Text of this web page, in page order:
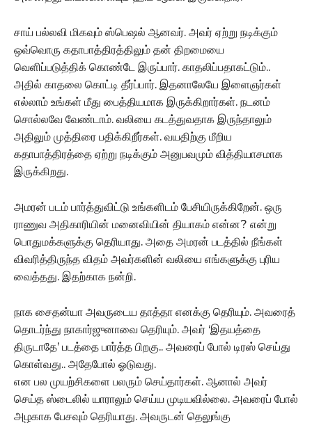
சாய் பல்லவி மிகவும் ஸ்பெஷல் ஆனவர். அவர் ஏற்று நடிக்கும்
ஒவ்வொரு கதாபாத்திரத்திலும் தன் திறமையை
வெளிப்படுத்திக் கொண்டே இருப்பார். காதலிப்பதாகட்டும்..
அதில் காதலை கொட்டி தீர்ப்பார். இதனாலேயே இளைஞர்கள்
எல்லாம் உங்கள் மீது பைத்தியமாக இருக்கிறார்கள். நடனம்
சொல்லவே வேண்டாம். வலியை கடத்துவதாக இருந்தாலும்
அதிலும் முத்திரை பதிக்கிறீர்கள். வயதிற்கு மீறிய
கதாபாத்திரத்தை ஏற்று நடிக்கும் அனுபவமும் வித்தியாசமாக
இருக்கிறது.
அமரன் படம் பார்த்துவிட்டு உங்களிடம் பேசியிருக்கிறேன். ஒரு
ராணுவ அதிகாரியின் மனைவியின் தியாகம் என்ன? என்று
பொதுமக்களுக்கு தெரியாது. அதை அமரன் படத்தில் நீங்கள்
விவரித்திருந்த விதம் அவர்களின் வலியை எங்களுக்கு புரிய
வைத்தது. இதற்காக நன்றி.‌
நாக சைதன்யா அவருடைய தாத்தா எனக்கு தெரியும்.‌ அவரைத்
தொடர்ந்து நாகார்ஜுனாவை தெரியும். அவர் ‘இதயத்தை
திருடாதே’ படத்தை பார்த்த பிறகு.. அவரைப் போல் டிரஸ் செய்து
கொள்வது.. அதேபோல் ஓடுவது.
என பல முயற்சிகளை பலரும் செய்தார்கள். ஆனால் அவர்
செய்த ஸ்டைலில் யாராலும் செய்ய முடியவில்லை. அவரைப் போல்
அழகாக பேசவும் தெரியாது.‌ அவருடன் தெலுங்கு